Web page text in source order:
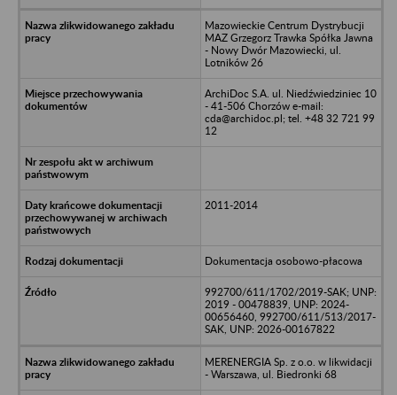
Mazowieckie Centrum Dystrybucji
MAZ Grzegorz Trawka Spółka Jawna
- Nowy Dwór Mazowiecki, ul.
Lotników 26
ArchiDoc S.A. ul. Niedźwiedziniec 10
- 41-506 Chorzów e-mail:
cda@archidoc.pl; tel. +48 32 721 99
12
2011-2014
Dokumentacja osobowo-płacowa
992700/611/1702/2019-SAK; UNP:
2019 - 00478839, UNP: 2024-
00656460, 992700/611/513/2017-
SAK, UNP: 2026-00167822
MERENERGIA Sp. z o.o. w likwidacji
- Warszawa, ul. Biedronki 68